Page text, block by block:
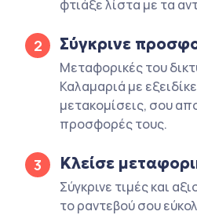
φτιάξε λίστα με τα
2 Σύγκρινε
Μεταφορικές του
Καλαμαριά με
μετακομίσεις, σου
προσφορές τους.
3 Κλείσε
Σύγκρινε τιμές και
το ραντεβού σου